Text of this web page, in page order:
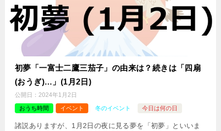
初夢「一富士二鷹三茄子」の由来は？続きは「四扇
(おうぎ)…」(1月2日)
公開日： 2024年1月2日
おうち時間
イベント 冬のイベント 今日は何の日
諸説ありますが、1月2日の夜に見る夢を「初夢」といいま